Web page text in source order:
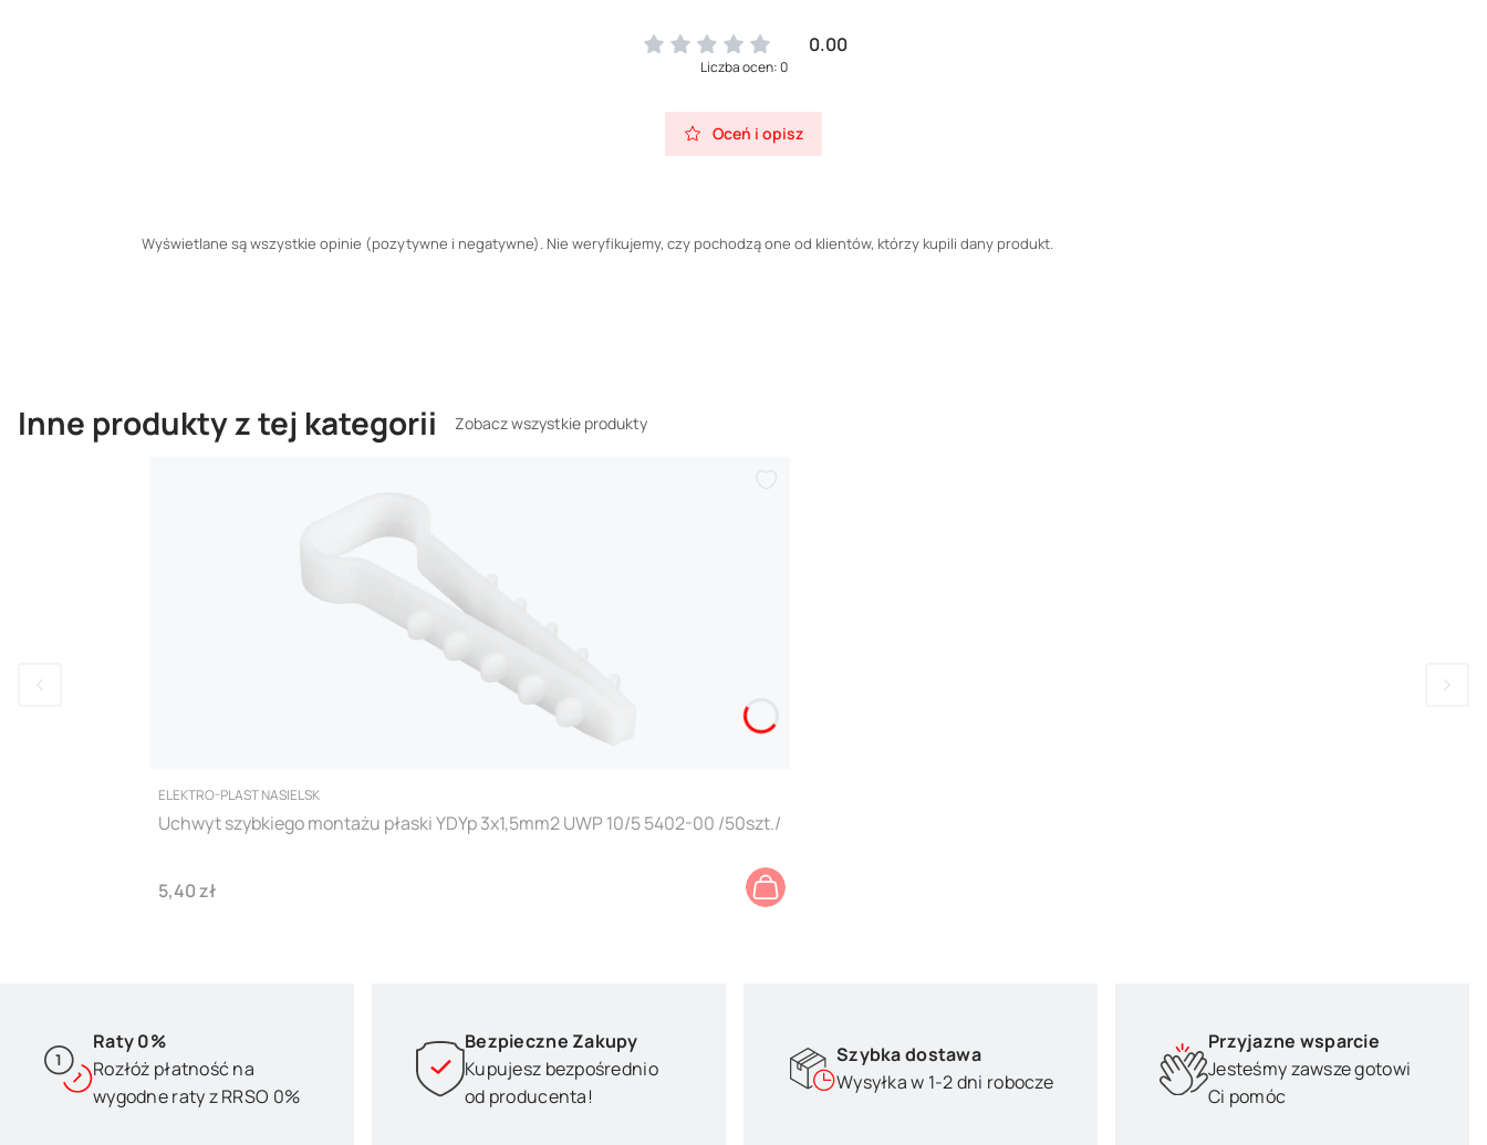
0.00
Liczba ocen: 0
Oceń i opisz
Wyświetlane są wszystkie opinie (pozytywne i negatywne). Nie weryfikujemy, czy pochodzą one od klientów, którzy kupili dany produkt.
Inne produkty z tej kategorii Zobacz wszystkie produkty
PRODUCENT
ELEKTRO-PLAST NASIELSK
Uchwyt szybkiego montażu płaski YDYp 3x1,5mm2 UWP 10/5 5402-00 /50szt./
Cena
5,40 zł
Raty 0%
Rozłóż płatność na
wygodne raty z RRSO 0%
Bezpieczne Zakupy
Kupujesz bezpośrednio
od producenta!
Szybka dostawa
Wysyłka w 1-2 dni robocze
Przyjazne wsparcie
Jesteśmy zawsze gotowi
Ci pomóc